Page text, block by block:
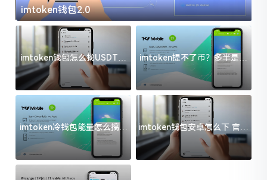
imtoken钱包2.0
imtoken钱包怎么找USDT地
址？三步搞定不踩坑
imtoken提不了币？多半是这
几件事没处理好
imtoken冷钱包能量怎么搞？
过来人告诉你门道
imtoken钱包安卓怎么下 官方
渠道避坑指南